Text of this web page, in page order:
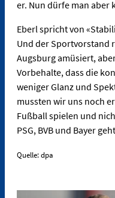
er. Nun dürfe man aber
Eberl spricht von
Und der Sportvorstand
Augsburg amüsiert,
Vorbehalte, dass die
weniger Glanz und
mussten wir uns noch
Fußball spielen und
PSG, BVB und Bayer
Quelle: dpa